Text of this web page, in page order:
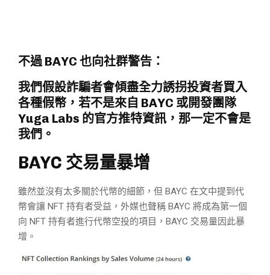
不過 BAYC 也向社群警告：
我們假設詐騙者會傾盡全力誘拐投資者買入
各種假幣，若不是來自 BAYC 或開發團隊
Yuga Labs 的官方推特資訊，那一定不會是
我們。
BAYC 交易量暴增
雖然並沒有太多關於代幣的細節，但 BAYC 在文中提到代
幣會讓 NFT 持有者受益，外媒也聲稱 BAYC 將成為第一個
向 NFT 持有者進行代幣空投的項目，BAYC 交易量因此暴
增。